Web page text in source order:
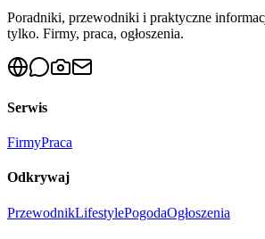
Poradniki, przewodniki i praktyczne
tylko. Firmy, praca, ogłoszenia.
Serwis
FirmyPraca
Odkrywaj
PrzewodnikLifestylePogodaOgłoszenia